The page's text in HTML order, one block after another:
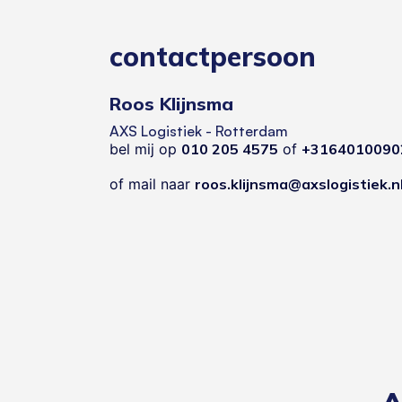
contactpersoon
Roos Klijnsma
AXS Logistiek - Rotterdam
bel mij op 010 205 4575 of
of mail naar